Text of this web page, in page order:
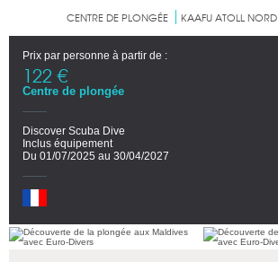
CENTRE DE PLONGÉE KAAFU ATOLL NORD
Prix par personne à partir de :
122 €
Centre de plongée
Discover Scuba Dive
Inclus équipement
Du 01/07/2025 au 30/04/2027